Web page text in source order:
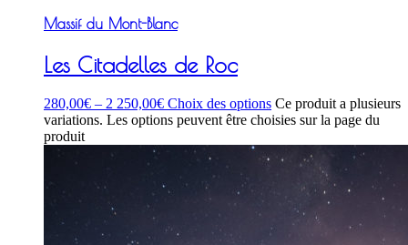
Massif du Mont-Blanc
Les Citadelles de Roc
280,00€ – 2 250,00€ Choix des options Ce produit a plusieurs
variations. Les options peuvent être choisies sur la page du
produit